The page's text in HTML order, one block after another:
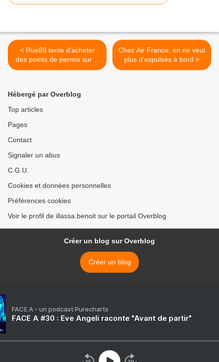
< Rue89 tente d'acheter
des points de permis sur le
Net
Chez Air France, on ne veut
plus d'expulsés à bord >
Hébergé par Overblog
Top articles
Pages
Contact
Signaler un abus
C.G.U.
Cookies et données personnelles
Préférences cookies
Voir le profil de illassa.benoit sur le portail Overblog
Créer un blog sur Overblog
Créer un blog
FACE A - un podcast Purecharts
FACE A #30 : Eve Angeli raconte "Avant de partir"